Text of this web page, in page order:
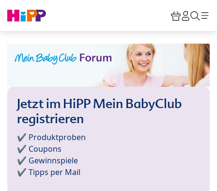
HiPP
Jetzt im HiPP Mein BabyClub
registrieren
✔️ Produktproben
✔️ Coupons
✔️ Gewinnspiele
✔️ Tipps per Mail